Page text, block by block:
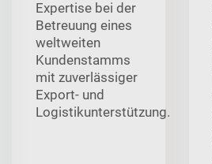
Expertise bei der
Betreuung eines
weltweiten
Kundenstamms
mit zuverlässiger
Export- und
Logistikunterstützung.